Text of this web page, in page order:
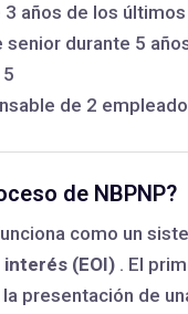
3 años de los últimos
senior durante 5
de 2
de NBPNP?
como un
(EOI) . El
presentación de